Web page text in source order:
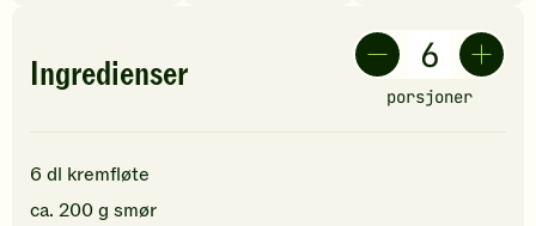
Ingredienser
porsjoner
6 dl kremfløte
ca. 200g smør